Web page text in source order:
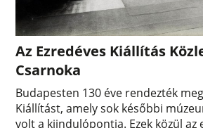
Az Ezredéves Kiállítás
Csarnoka
Budapesten 130 éve rendezték
Kiállítást, amely sok későbbi
volt a kiindulópontja. Ezek közül az